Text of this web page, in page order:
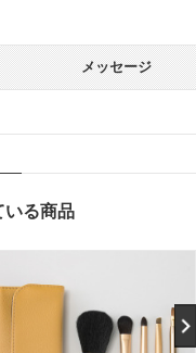
メッセージ
いる商品